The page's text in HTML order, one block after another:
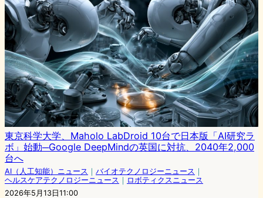
東京科学大学、Maholo LabDroid 10台で日本版「AI研究ラ
ボ」始動─Google DeepMindの英国に対抗、2040年2,000
台へ
AI（人工知能）ニュース ｜ バイオテクノロジーニュース ｜
ヘルスケアテクノロジーニュース ｜ ロボティクスニュース
2026年5月13日11:00